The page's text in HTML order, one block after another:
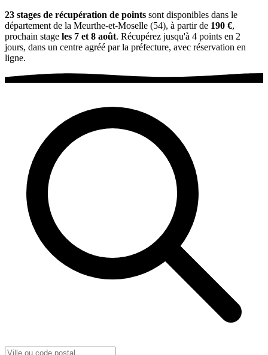
23 stages de récupération de points sont disponibles dans le
département de la Meurthe-et-Moselle (54), à partir de 190 €,
prochain stage les 7 et 8 août. Récupérez jusqu'à 4 points en 2
jours, dans un centre agréé par la préfecture, avec réservation en
ligne.